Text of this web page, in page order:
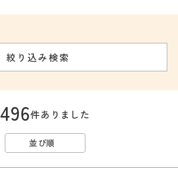
絞り込み検索
496件ありました
並び順
撮影支援・
フィルムコミ
ッション